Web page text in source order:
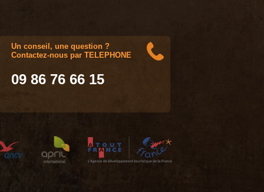
Un conseil, une question ?
Contactez-nous par TELEPHONE
09 86 76 66 15